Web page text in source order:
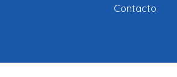
Contacto